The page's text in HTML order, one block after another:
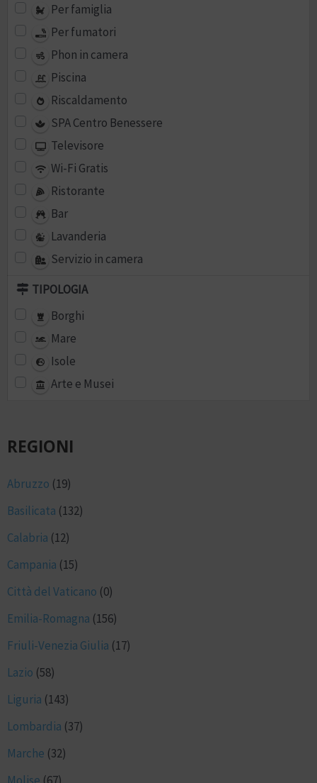
Per famiglia
Per fumatori
Phon in camera
Piscina
Riscaldamento
SPA Centro Benessere
Televisore
Wi-Fi Gratis
Ristorante
Bar
Lavanderia
Servizio in camera
TIPOLOGIA
Borghi
Mare
Isole
Arte e Musei
REGIONI
Abruzzo (19)
Basilicata (132)
Calabria (12)
Campania (15)
Città del Vaticano (0)
Emilia-Romagna (156)
Friuli-Venezia Giulia (17)
Lazio (58)
Liguria (143)
Lombardia (37)
Marche (32)